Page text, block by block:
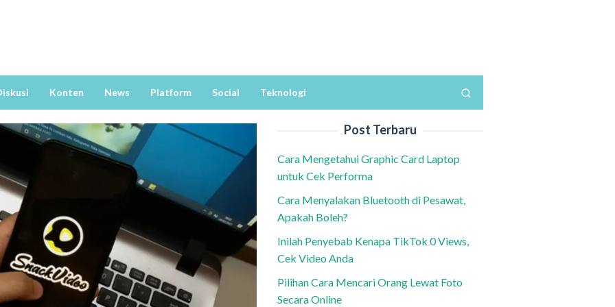
Konten News Platform Social Teknologi
Post Terbaru
Cara Mengetahui Graphic Card Laptop
untuk Cek Performa
Cara Menyalakan Bluetooth di Pesawat,
Apakah Boleh?
Inilah Penyebab Kenapa TikTok 0 Views,
Cek Video Anda
Pilihan Cara Mencari Orang Lewat Foto
Secara Online